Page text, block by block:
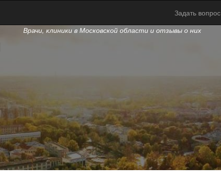
Задать вопрос
Врачи, клиники в Московской области и отзывы о них